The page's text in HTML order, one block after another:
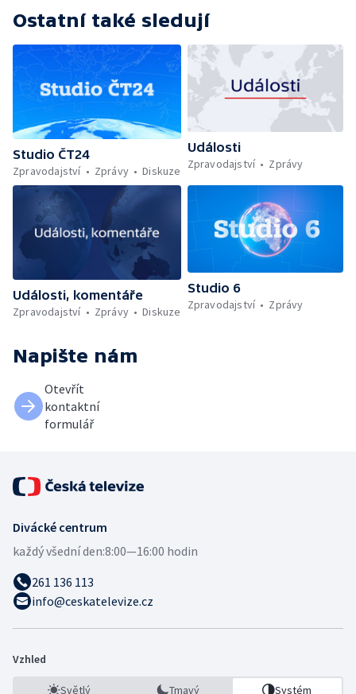
Ostatní také sledují
Studio ČT24
Zpravodajství
Zprávy Diskuze
Události
Zpravodajství
Zprávy
Události, komentáře
Zpravodajství
Zprávy Diskuze
Studio 6
Zpravodajství
Zprávy
Napište nám
Otevřít
kontaktní
formulář
Divácké centrum
každý všední den:8:00—16:00 hodin
261 136 113
info@ceskatelevize.cz
Vzhled
Světlý Tmavý Systém